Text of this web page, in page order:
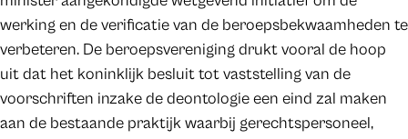
werking en de verificatie van de beroepsbekwaamheden te
verbeteren. De beroepsvereniging drukt vooral de hoop
uit dat het koninklijk besluit tot vaststelling van de
voorschriften inzake de deontologie een eind zal maken
aan de bestaande praktijk waarbij gerechtspersoneel,